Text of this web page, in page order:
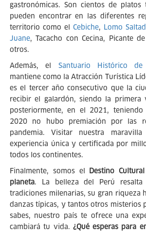
gastronómicas. Son cientos de
pueden encontrar en las diferentes
territorio como el Cebiche, Lomo
Juane, Tacacho con Cecina, Picante
otros.
Además, el Santuario Histórico de
mantiene como la Atracción Turística
es el tercer año consecutivo que la
recibir el galardón, siendo la
posteriormente, en el 2021,
2020 no hubo premiación por las
pandemia. Visitar nuestra
experiencia única y certificada por
todos los continentes.
Finalmente, somos el Destino
planeta. La belleza del Perú
tradiciones milenarias, su gran riqueza
danzas típicas, y tantos otros misterios
sabes, nuestro país te ofrece una
cambiará tu vida. ¿Qué esperas para